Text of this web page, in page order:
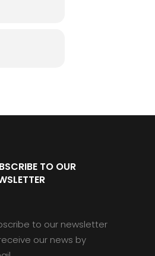
TO OUR
to our newsletter
our news by